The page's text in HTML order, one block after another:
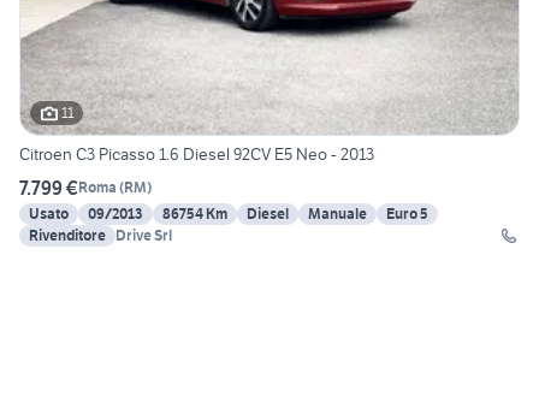
11
Citroen C3 Picasso 1.6 Diesel 92CV E5 Neo - 2013
7.799 €Roma (RM)
Usato
09/2013 86754 Km Diesel Manuale
Euro 5
Rivenditore Drive Srl